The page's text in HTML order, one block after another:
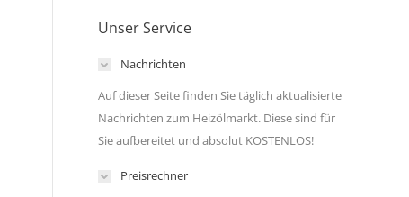
Unser Service
Nachrichten
Auf dieser Seite finden Sie täglich aktualisierte
Nachrichten zum Heizölmarkt. Diese sind für
Sie aufbereitet und absolut KOSTENLOS!
Preisrechner